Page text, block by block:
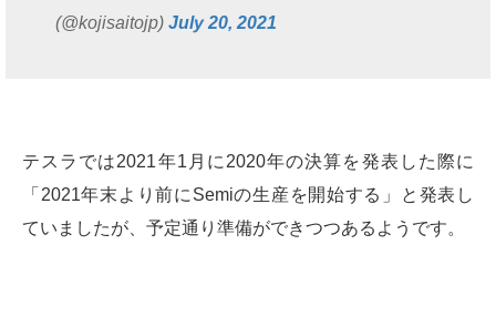
(@kojisaitojp) July 20, 2021
テスラでは2021年1月に2020年の決算を発表した際に
「2021年末より前にSemiの生産を開始する」と発表し
ていましたが、予定通り準備ができつつあるようです。